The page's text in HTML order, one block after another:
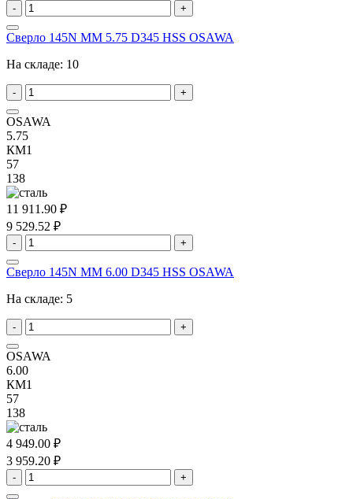
- +
Сверло 145N MM 5.75 D345 HSS OSAWA
На складе: 10
- +
OSAWA
5.75
КМ1
57
138
11 911.90 ₽
9 529.52 ₽
- +
Сверло 145N MM 6.00 D345 HSS OSAWA
На складе: 5
- +
OSAWA
6.00
КМ1
57
138
4 949.00 ₽
3 959.20 ₽
- +